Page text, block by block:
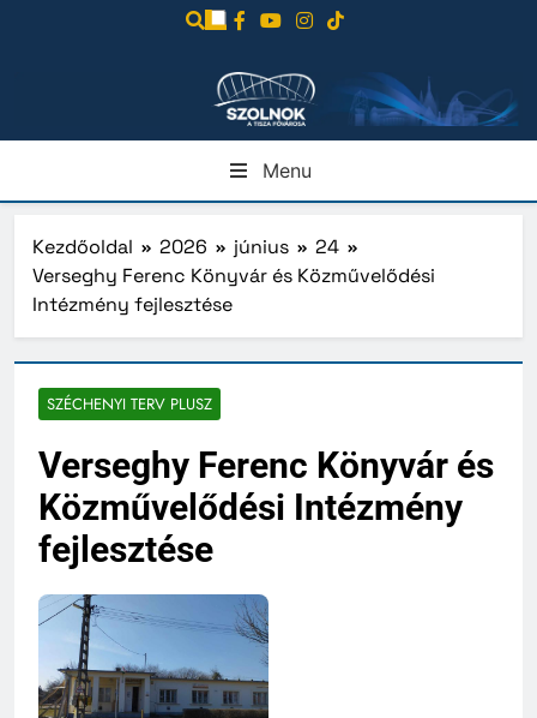
Menu
Kezdőoldal 2026 június
24
Verseghy Ferenc Könyvár és Közművelődési
Intézmény fejlesztése
SZÉCHENYI TERV PLUSZ
Verseghy Ferenc Könyvár és
Közművelődési Intézmény
fejlesztése